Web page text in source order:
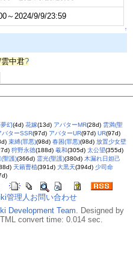
～2024/9/9/23:59
↑
中君?
幻(4d) 花嫁(13d) アバターMR(28d) 雲満(聖
バターSSR(97d) アバターUR(97d) UR(97d)
束縛(罪悪)(98d) 春困(罪悪)(98d) 放置少女壁
狩野永徳(188d) 羲和(305d) 太公望(355d)
(聖護)(366d) 霊光(聖護)(380d) 木漏れ日妲己
天籟曹植(391d) 大黒天(394d) 少司命
管理人お問い合わせ
Development Team . Designed by
convert time: 0.014 sec.